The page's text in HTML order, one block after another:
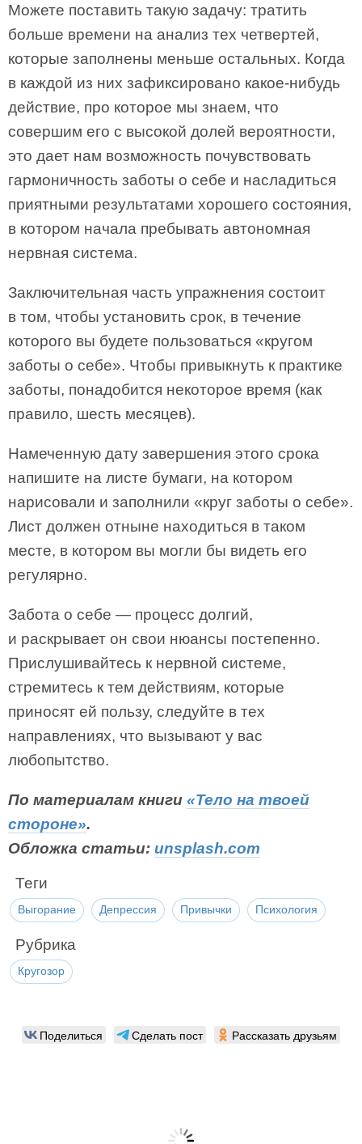
Можете поставить такую задачу: тратить
больше времени на анализ тех четвертей,
которые заполнены меньше остальных. Когда
в каждой из них зафиксировано какое-нибудь
действие, про которое мы знаем, что
совершим его с высокой долей вероятности,
это дает нам возможность почувствовать
гармоничность заботы о себе и насладиться
приятными результатами хорошего состояния,
в котором начала пребывать автономная
нервная система.
Заключительная часть упражнения состоит
в том, чтобы установить срок, в течение
которого вы будете пользоваться «кругом
заботы о себе». Чтобы привыкнуть к практике
заботы, понадобится некоторое время (как
правило, шесть месяцев).
Намеченную дату завершения этого срока
напишите на листе бумаги, на котором
нарисовали и заполнили «круг заботы о себе».
Лист должен отныне находиться в таком
месте, в котором вы могли бы видеть его
регулярно.
Забота о себе — процесс долгий,
и раскрывает он свои нюансы постепенно.
Прислушивайтесь к нервной системе,
стремитесь к тем действиям, которые
приносят ей пользу, следуйте в тех
направлениях, что вызывают у вас
любопытство.
По материалам книги «Тело на твоей
стороне».
Обложка статьи: unsplash.com
Теги
Выгорание Депрессия Привычки Психология
Рубрика
Кругозор
Поделиться Сделать пост Рассказать друзьям